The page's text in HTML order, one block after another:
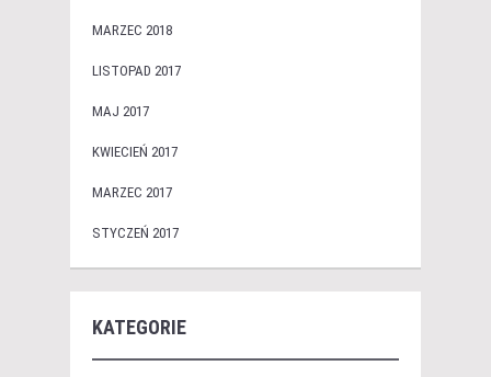
MARZEC 2018
LISTOPAD 2017
MAJ 2017
KWIECIEŃ 2017
MARZEC 2017
STYCZEŃ 2017
KATEGORIE